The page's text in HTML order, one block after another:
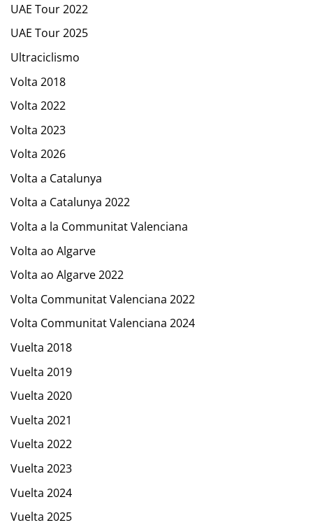
UAE Tour 2022
UAE Tour 2025
Ultraciclismo
Volta 2018
Volta 2022
Volta 2023
Volta 2026
Volta a Catalunya
Volta a Catalunya 2022
Volta a la Communitat Valenciana
Volta ao Algarve
Volta ao Algarve 2022
Volta Communitat Valenciana 2022
Volta Communitat Valenciana 2024
Vuelta 2018
Vuelta 2019
Vuelta 2020
Vuelta 2021
Vuelta 2022
Vuelta 2023
Vuelta 2024
Vuelta 2025